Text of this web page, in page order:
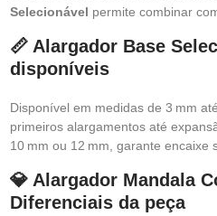
Selecionável permite combinar
📏 Alargador Base
disponíveis
Disponível em medidas de 3 mm
primeiros alargamentos até
10 mm ou 12 mm, garante encaixe
💎 Alargador Mandala
Diferenciais da peça